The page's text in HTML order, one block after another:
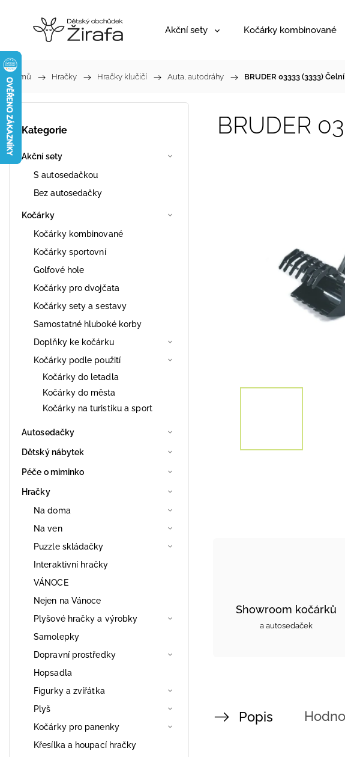
Akční sety Kočárky kombinované
Domů / Hračky / Hračky klučičí / Auta, autodráhy / BRUDER 03333 (3333)
Kategorie
Akční sety
S autosedačkou
Bez autosedačky
Kočárky
Kočárky kombinované
Kočárky sportovní
Golfové hole
Kočárky pro dvojčata
Kočárky sety a sestavy
Samostatné hluboké korby
Doplňky ke kočárku
Kočárky podle použití
Kočárky do letadla
Kočárky do města
Kočárky na turistiku a sport
Autosedačky
Dětský nábytek
Péče o miminko
Hračky
Na doma
Na ven
Puzzle skládačky
Interaktivní hračky
VÁNOCE
Nejen na Vánoce
Plyšové hračky a výrobky
Samolepky
Dopravní prostředky
Hopsadla
Figurky a zvířátka
Plyš
Kočárky pro panenky
Křesílka a houpací hračky
BRUDER
Showroom kočárků
a autosedaček
Popis